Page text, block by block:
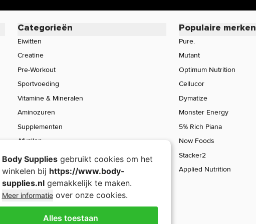
Categorieën
Eiwitten
Creatine
Pre-Workout
Sportvoeding
Vitamine & Mineralen
Aminozuren
Supplementen
Afvallen
Voeding
Sport Gear
Sale
Populaire merken
Pure.
Mutant
Optimum Nutrition
Cellucor
Dymatize
Monster Energy
5% Rich Piana
Now Foods
Stacker2
Applied Nutrition
Body Suppliesgebruikt cookies om het
winkelen bij https://www.body-
supplies.nlgemakkelijk te maken.
Meer informatieover onze cookies.
Alles toestaan